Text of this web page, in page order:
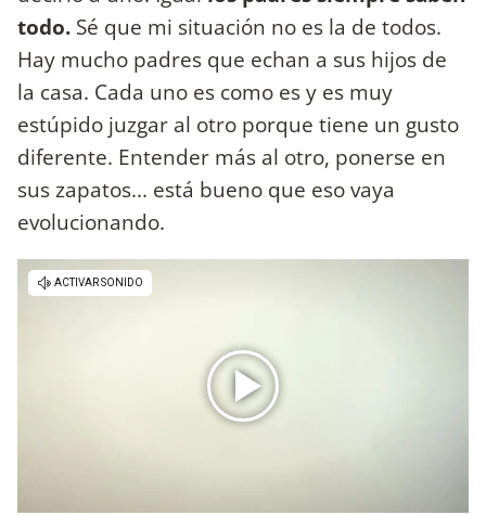
todo. Sé que mi situación no es la de todos.
Hay mucho padres que echan a sus hijos de
la casa. Cada uno es como es y es muy
estúpido juzgar al otro porque tiene un gusto
diferente. Entender más al otro, ponerse en
sus zapatos... está bueno que eso vaya
evolucionando.